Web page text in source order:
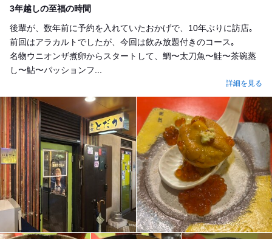
3年越しの至福の時間
後輩が、数年前に予約を入れていたおかげで、10年ぶりに訪店｡
前回はアラカルトでしたが、今回は飲み放題付きのコース｡
名物ウニオンザ煮卵からスタートして、鯛〜太刀魚〜鮭〜茶碗蒸
し〜鮎〜パッションフ...
詳細を見る